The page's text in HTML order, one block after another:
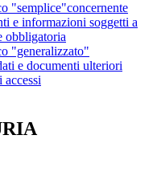
"semplice"concernente
e informazioni soggetti a
obbligatoria
"generalizzato"
e documenti ulteriori
accessi